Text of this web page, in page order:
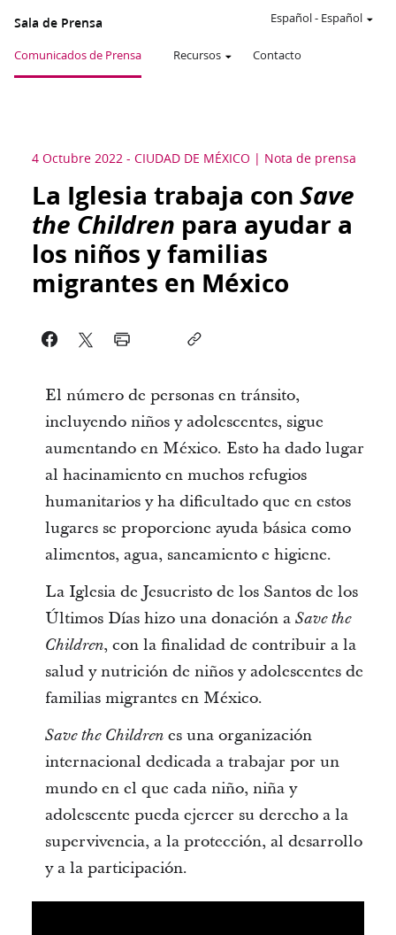
Sala de Prensa
Comunicados de Prensa Recursos Contacto
Español- Español
4 Octubre 2022 - CIUDAD DE MÉXICO Nota de prensa
La Iglesia trabaja con Save
the Children para ayudar a
los niños y familias
migrantes en México
El número de personas en tránsito,
incluyendo niños y adolescentes, sigue
aumentando en México. Esto ha dado lugar
al hacinamiento en muchos refugios
humanitarios y ha dificultado que en estos
lugares se proporcione ayuda básica como
alimentos, agua, saneamiento e higiene.
La Iglesia de Jesucristo de los Santos de los
Últimos Días hizo una donación a Save the
Children, con la finalidad de contribuir a la
salud y nutrición de niños y adolescentes de
familias migrantes en México.
Save the Childrenes una organización
internacional dedicada a trabajar por un
mundo en el que cada niño, niña y
adolescente pueda ejercer su derecho a la
supervivencia, a la protección, al desarrollo
y a la participación.